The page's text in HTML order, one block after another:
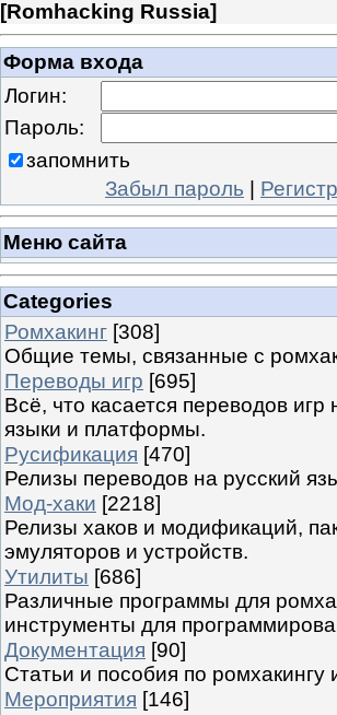
[Romhacking Russia]
Форма входа
Логин:
Пароль:
запомнить
Забыл пароль |
Меню сайта
Categories
Ромхакинг [308]
Общие темы, связанные с
Переводы игр [695]
Всё, что касается переводов игр
языки и платформы.
Русификация [470]
Релизы переводов на русский
Мод-хаки [2218]
Релизы хаков и модификаций,
эмуляторов и устройств.
Утилиты [686]
Различные программы для
инструменты для
Документация [90]
Статьи и пособия по ромхакингу
Мероприятия [146]